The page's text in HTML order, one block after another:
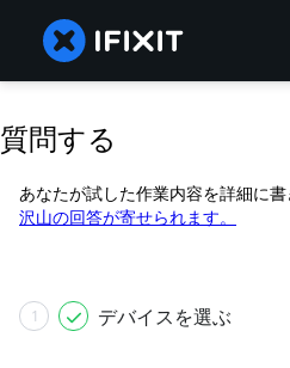
質問する
あなたが試した作業内容を詳細に書
沢山の回答が寄せられます。
1 デバイスを選ぶ